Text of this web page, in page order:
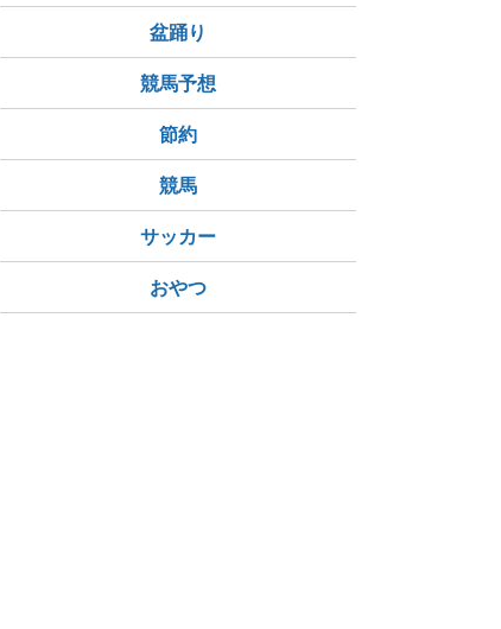
盆踊り
競馬予想
節約
競馬
サッカー
おやつ